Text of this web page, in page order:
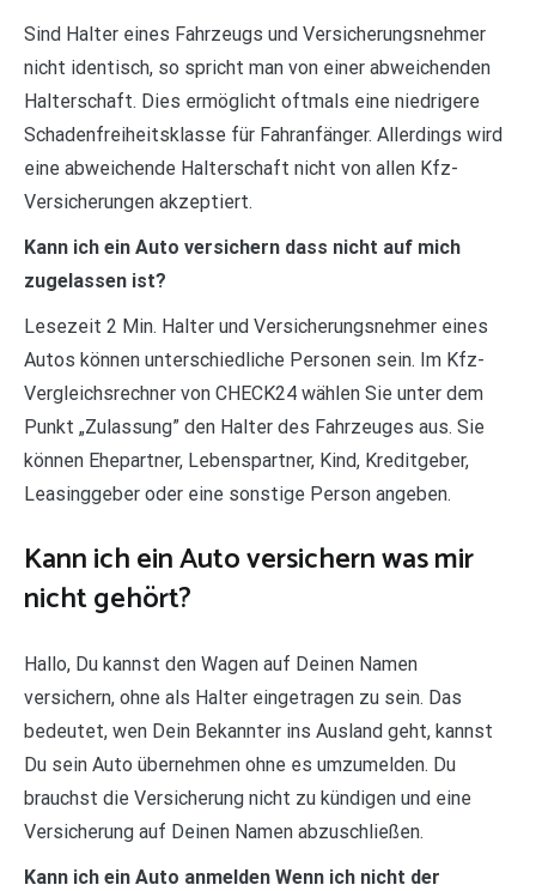
Sind Halter eines Fahrzeugs und Versicherungsnehmer
nicht identisch, so spricht man von einer abweichenden
Halterschaft. Dies ermöglicht oftmals eine niedrigere
Schadenfreiheitsklasse für Fahranfänger. Allerdings wird
eine abweichende Halterschaft nicht von allen Kfz-
Versicherungen akzeptiert.
Kann ich ein Auto versichern dass nicht auf mich
zugelassen ist?
Lesezeit 2 Min. Halter und Versicherungsnehmer eines
Autos können unterschiedliche Personen sein. Im Kfz-
Vergleichsrechner von CHECK24 wählen Sie unter dem
Punkt „Zulassung” den Halter des Fahrzeuges aus. Sie
können Ehepartner, Lebenspartner, Kind, Kreditgeber,
Leasinggeber oder eine sonstige Person angeben.
Kann ich ein Auto versichern was mir
nicht gehört?
Hallo, Du kannst den Wagen auf Deinen Namen
versichern, ohne als Halter eingetragen zu sein. Das
bedeutet, wen Dein Bekannter ins Ausland geht, kannst
Du sein Auto übernehmen ohne es umzumelden. Du
brauchst die Versicherung nicht zu kündigen und eine
Versicherung auf Deinen Namen abzuschließen.
Kann ich ein Auto anmelden Wenn ich nicht der